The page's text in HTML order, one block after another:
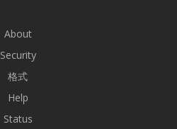
About
Security
格式
Help
Status